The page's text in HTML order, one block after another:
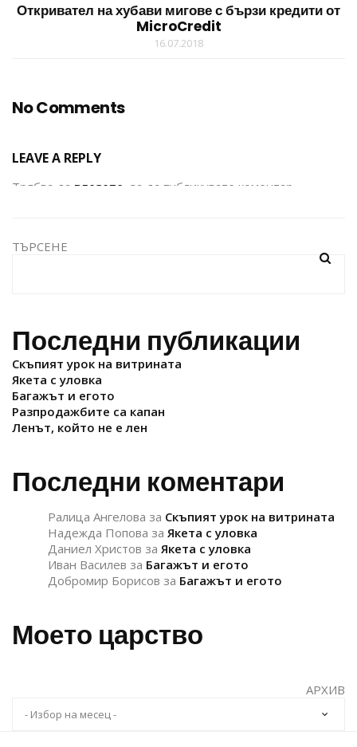
Откривател на хубави мигове с бързи кредити от
MicroCredit
16.07.2018
No Comments
LEAVE A REPLY
Трябва да влезете , за да публикувате коментар.
ТЪРСЕНЕ
Последни публикации
Скъпият урок на витрината
Якета с уловка
Багажът и егото
Разпродажбите са капан
Ленът, който не е лен
Последни коментари
Ралица Ангелова за Скъпият урок на витрината
Надежда Попова за Якета с уловка
Даниел Христов за Якета с уловка
Иван Василев за Багажът и егото
Добромир Борисов за Багажът и егото
Моето царство
АРХИВ